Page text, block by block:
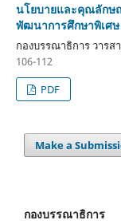
นโยบายและคุณลักษ
พัฒนาการศึกษาพิเศษ
กองบรรณาธิการ วาร
106-112
PDF
Make a
กองบรรณาธิการ